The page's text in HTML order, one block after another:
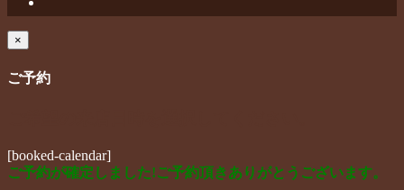
×
ご予約
[booked-calendar]
ご予約が確定しました!ご予約頂きありがとうございます。